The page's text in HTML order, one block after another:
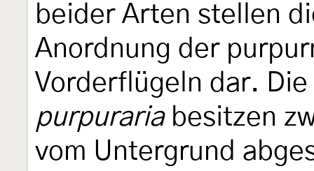
beider Arten stellen
Anordnung der
Vorderflügeln dar.
purpurariabesitzen
vom Untergrund